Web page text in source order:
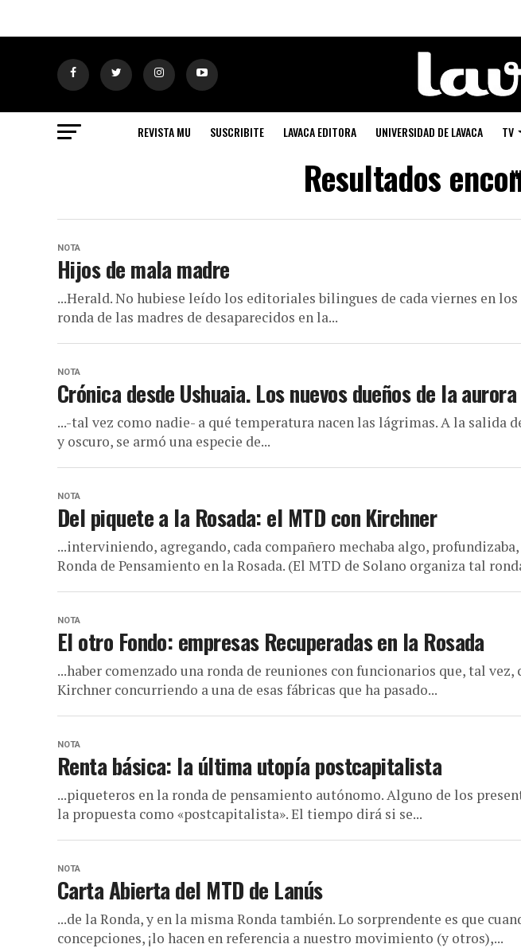
REVISTA MU SUSCRIBITE LAVACA EDITORA UNIVERSIDAD DE LAVACA TV
Resultados
NOTA
Hijos de mala madre
...Herald. No hubiese leído los editoriales bilingues de cada viernes en los
ronda de las madres de desaparecidos en la...
NOTA
Crónica desde Ushuaia. Los nuevos dueños de la aurora
...-tal vez como nadie- a qué temperatura nacen las lágrimas. A la salida
y oscuro, se armó una especie de...
NOTA
Del piquete a la Rosada: el MTD con Kirchner
...interviniendo, agregando, cada compañero mechaba algo,
Ronda de Pensamiento en la Rosada. (El MTD de Solano organiza tal
NOTA
El otro Fondo: empresas Recuperadas en la Rosada
...haber comenzado una ronda de reuniones con funcionarios que, tal
Kirchner concurriendo a una de esas fábricas que ha pasado...
NOTA
Renta básica: la última utopía postcapitalista
...piqueteros en la ronda de pensamiento autónomo. Alguno de los
la propuesta como «postcapitalista». El tiempo dirá si se...
NOTA
Carta Abierta del MTD de Lanús
...de la Ronda, y en la misma Ronda también. Lo sorprendente es que
concepciones, ¡lo hacen en referencia a nuestro movimiento (y otros),...